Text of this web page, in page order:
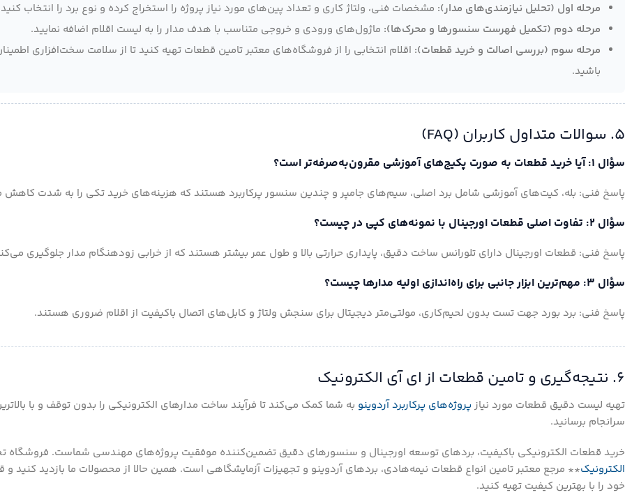
مرحله اول (تحلیل نیازمندی‌های مدار): مشخصات فنی، ولتاژ کاری و تعداد پین‌های مورد نیاز پروژه را استخراج کرده و نوع برد را انتخاب
مرحله دوم (تکمیل فهرست سنسورها و محرک‌ها): ماژول‌های ورودی و خروجی متناسب با هدف مدار را به لیست اقلام اضافه نمایید.
مرحله سوم (بررسی اصالت و خرید قطعات): اقلام انتخابی را از فروشگاه‌های معتبر تامین قطعات تهیه کنید تا از سلامت سخت‌افزاری
باشید.
۵. سوالات متداول کاربران (FAQ)
سؤال ۱: آیا خرید قطعات به صورت پکیج‌های آموزشی مقرون‌به‌صرفه‌تر است؟
پاسخ فنی: بله، کیت‌های آموزشی شامل برد اصلی، سیم‌های جامپر و چندین سنسور پرکاربرد هستند که هزینه‌های خرید تکی را به شدت
سؤال ۲: تفاوت اصلی قطعات اورجینال با نمونه‌های کپی در چیست؟
پاسخ فنی: قطعات اورجینال دارای تلورانس ساخت دقیق، پایداری حرارتی بالا و طول عمر بیشتر هستند که از خرابی زودهنگام مدار جلوگیری
سؤال ۳: مهم‌ترین ابزار جانبی برای راه‌اندازی اولیه مدارها چیست؟
پاسخ فنی: برد بورد جهت تست بدون لحیم‌کاری، مولتی‌متر دیجیتال برای سنجش ولتاژ و کابل‌های اتصال باکیفیت از اقلام ضروری هستند.
۶. نتیجه‌گیری و تامین قطعات از ای آی الکترونیک
تهیه لیست دقیق قطعات مورد نیاز پروژه‌های پرکاربرد آردوینو به شما کمک می‌کند تا فرآیند ساخت مدارهای الکترونیکی را بدون توقف و با
سرانجام برسانید.
خرید قطعات الکترونیکی باکیفیت، بردهای توسعه اورجینال و سنسورهای دقیق تضمین‌کننده موفقیت پروژه‌های مهندسی شماست.
الکترونیک** مرجع معتبر تامین انواع قطعات نیمه‌هادی، بردهای آردوینو و تجهیزات آزمایشگاهی است. همین حالا از محصولات ما بازدید کنید و
خود را با بهترین کیفیت تهیه کنید.